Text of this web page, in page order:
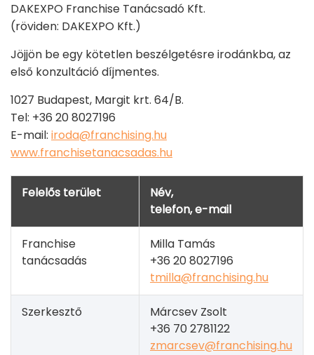
DAKEXPO Franchise Tanácsadó Kft.
(röviden: DAKEXPO Kft.)
Jöjjön be egy kötetlen beszélgetésre irodánkba, az
első konzultáció díjmentes.
1027 Budapest, Margit krt. 64/B.
Tel: +36 20 8027196
E-mail: iroda@franchising.hu
www.franchisetanacsadas.hu
Felelős terület
Név,
telefon, e-mail
Franchise
tanácsadás
Milla Tamás
+36 20 8027196
tmilla@franchising.hu
Szerkesztő
Márcsev Zsolt
+36 70 2781122
zmarcsev@franchising.hu